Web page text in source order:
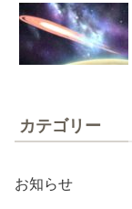
カテゴリー
お知らせ